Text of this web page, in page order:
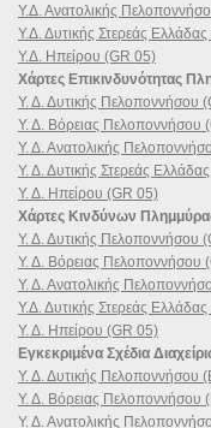
Υ.Δ. Ανατολικής
Υ.Δ. Δυτικής Στερεάς
Υ.Δ. Ηπείρου (GR 05)
Χάρτες Επικινδυνότητας
Υ. Δ. Δυτικής Πελοποννήσου
Υ. Δ. Βόρειας Πελοποννήσου
Υ. Δ. Ανατολικής
Υ. Δ. Δυτικής Στερεάς
Υ. Δ. Ηπείρου (GR 05)
Χάρτες Κινδύνων
Υ. Δ. Δυτικής Πελοποννήσου
Υ. Δ. Βόρειας Πελοποννήσου
Υ. Δ. Ανατολικής
Υ.Δ. Δυτικής Στερεάς
Υ. Δ. Ηπείρου (GR 05)
Εγκεκριμένα Σχέδια
Υ. Δ. Δυτικής Πελοποννήσου
Υ. Δ. Βόρειας Πελοποννήσου
Υ. Δ. Ανατολικής